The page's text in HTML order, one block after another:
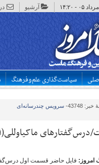
آرشیو
سیاست‌گذاری علم‌وفرهنگ
43748
- سرویس چندرسانه‌ای
ماکیاوللی(۱)
امروز: فایل حاضر قسمت اول